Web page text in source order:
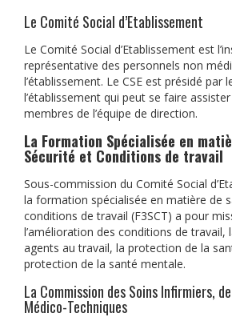
Le Comité Social d’Etablissement
Le Comité Social d’Etablissement est
représentative des personnels non
l’établissement. Le CSE est présidé par
l’établissement qui peut se faire
membres de l’équipe de direction.
La Formation Spécialisée en
Sécurité et Conditions de travail
Sous-commission du Comité Social
la formation spécialisée en matière de
conditions de travail (F3SCT) a pour
l’amélioration des conditions de travail,
agents au travail, la protection de la
protection de la santé mentale.
La Commission des Soins Infirmiers,
Médico-Techniques